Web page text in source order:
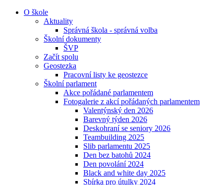
O škole
Aktuality
Správná škola - správná volba
Školní dokumenty
ŠVP
Začít spolu
Geostezka
Pracovní listy ke geostezce
Školní parlament
Akce pořádané parlamentem
Fotogalerie z akcí pořádaných parlamentem
Valentýnský den 2026
Barevný týden 2026
Deskohraní se seniory 2026
Teambuilding 2025
Slib parlamentu 2025
Den bez batohů 2024
Den povolání 2024
Black and white day 2025
Sbírka pro útulky 2024